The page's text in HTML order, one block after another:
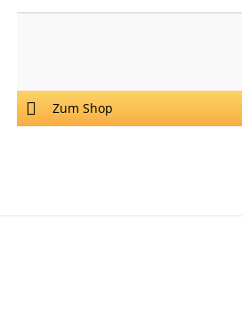
Zum Shop